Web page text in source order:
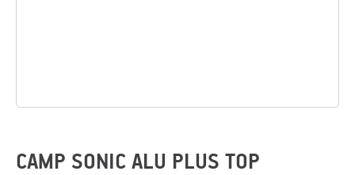
CAMP SONIC ALU PLUS TOP